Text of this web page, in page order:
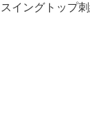
スイングトップ